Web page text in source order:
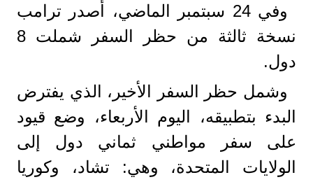
وفي 24 سبتمبر الماضي، أصدر ترامب
نسخة ثالثة من حظر السفر شملت 8
دول.
وشمل حظر السفر الأخير، الذي يفترض
البدء بتطبيقه، اليوم الأربعاء، وضع قيود
على سفر مواطني ثماني دول إلى
الولايات المتحدة، وهي: تشاد، وكوريا